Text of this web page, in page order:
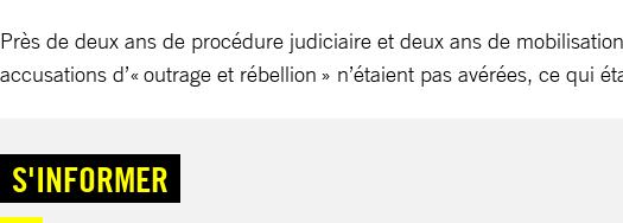
Près de deux ans de procédure judiciaire et deux ans de
accusations d’« outrage et rébellion » n’étaient pas avérées, ce qui
S'INFORMER